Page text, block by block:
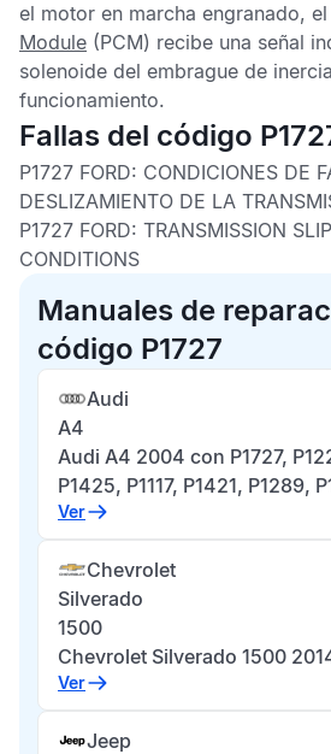
el motor en marcha engranado, el
Module (PCM) recibe una señal
solenoide del embrague de
funcionamiento.
Fallas del código
P1727 FORD: CONDICIONES DE
DESLIZAMIENTO DE LA
P1727 FORD: TRANSMISSION
CONDITIONS
Manuales de
código P1727
Audi
A4
Audi A4 2004 con P1727,
P1425, P1117, P1421, P1289,
Ver
Chevrolet
Silverado
1500
Chevrolet Silverado 1500
Ver
Jeep